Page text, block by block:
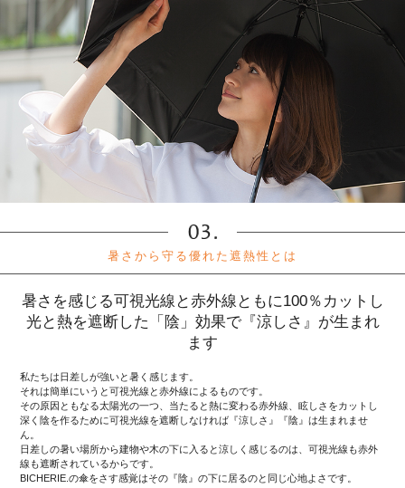
暑さから守る優れた遮熱性とは
暑さを感じる可視光線と赤外線ともに100％カットし
光と熱を遮断した「陰」効果で『涼しさ』が生まれ
ます
私たちは日差しが強いと暑く感じます。
それは簡単にいうと可視光線と赤外線によるものです。
その原因ともなる太陽光の一つ、当たると熱に変わる赤外線、眩しさをカットし
深く陰を作るために可視光線を遮断しなければ『涼しさ』『陰』は生まれませ
ん。
日差しの暑い場所から建物や木の下に入ると涼しく感じるのは、可視光線も赤外
線も遮断されているからです。
BICHERIE.の傘をさす感覚はその『陰』の下に居るのと同じ心地よさです。